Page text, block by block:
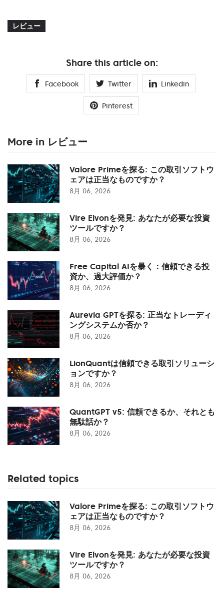
レビュー
Share this article on:
Facebook Twitter Linkedin
Pinterest
More in レビュー
Valore Primeを探る: この取引ソフトウ
ェアは正当なものですか？
8月 06, 2026
Vire Elvonを発見: あなたが必要な投資
ツールですか？
8月 06, 2026
Free Capital AIを暴く：信頼できる投
資か、過大評価か？
8月 06, 2026
Aurevia GPTを探る: 正当なトレーディ
ングシステムか否か？
8月 06, 2026
LionQuantは信頼できる取引ソリューシ
ョンですか？
8月 06, 2026
QuantGPT v5: 信頼できるか、それとも
無駄話か？
8月 06, 2026
Related topics
Valore Primeを探る: この取引ソフトウ
ェアは正当なものですか？
8月 06, 2026
Vire Elvonを発見: あなたが必要な投資
ツールですか？
8月 06, 2026